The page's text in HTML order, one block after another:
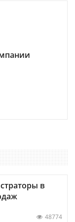
в
48774